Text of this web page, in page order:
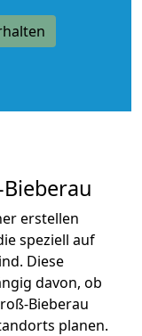
erstellen
speziell auf
Diese
davon, ob
Bieberau
planen.